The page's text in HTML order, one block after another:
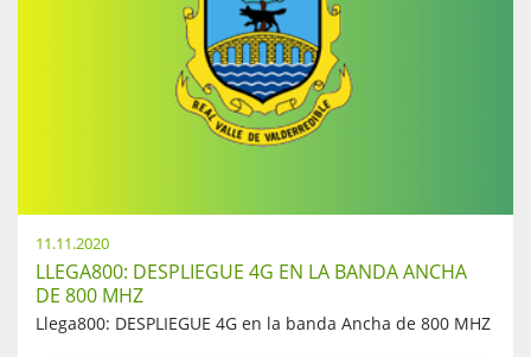
11.11.2020
LLEGA800: DESPLIEGUE 4G EN LA BANDA ANCHA
DE 800 MHZ
Llega800: DESPLIEGUE 4G en la banda Ancha de 800 MHZ